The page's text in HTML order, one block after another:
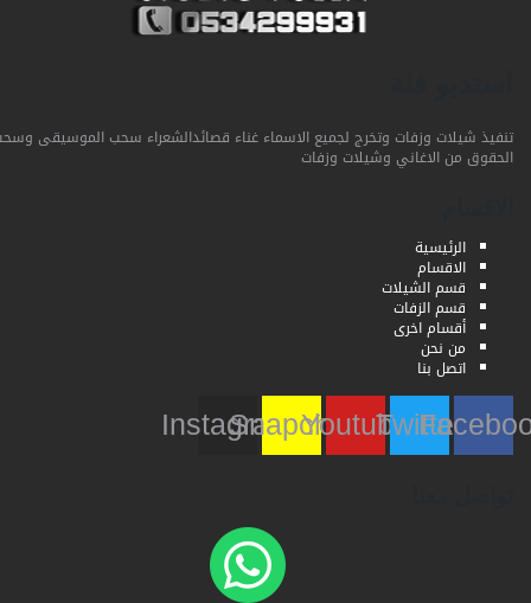
تنفيذ شيلات وزفات وتخرج لجميع الاسماء غناء قصائدالشعراء سحب الموسيقى وسحب
الحقوق من الاغاني وشيلات وزفات
الرئيسية
الاقسام
قسم الشيلات
قسم الزفات
أقسام اخرى
من نحن
اتصل بنا
Twitter
Youtube
Snapchat
Instagram